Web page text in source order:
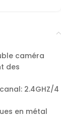
caméra
des
2.4GHZ/4
en métal